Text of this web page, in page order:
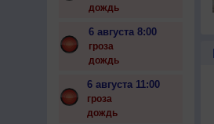
дождь
6 августа 8:00
гроза
дождь
6 августа 11:00
гроза
дождь